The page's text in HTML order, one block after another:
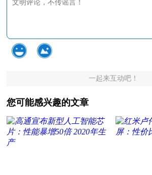
一起来互动吧！
您可能感兴趣的文章